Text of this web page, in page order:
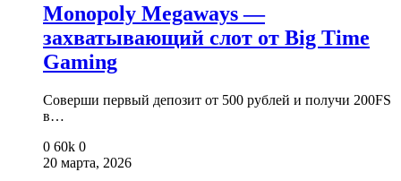
Monopoly Megaways —
захватывающий слот от Big Time
Gaming
Соверши первый депозит от 500 рублей и получи 200FS
в…
0 60k 0
20 марта, 2026